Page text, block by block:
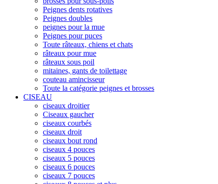
Peignes dents rotatives
Peignes doubles
peignes pour la mue
Peignes pour puces
Toute râteaux, chiens et chats
râteaux pour mue
râteaux sous poil
mitaines, gants de toilettage
couteau amincisseur
Toute la catégorie peignes et brosses
CISEAU
ciseaux droitier
Ciseaux gaucher
ciseaux courbés
ciseaux droit
ciseaux bout rond
ciseaux 4 pouces
ciseaux 5 pouces
ciseaux 6 pouces
ciseaux 7 pouces